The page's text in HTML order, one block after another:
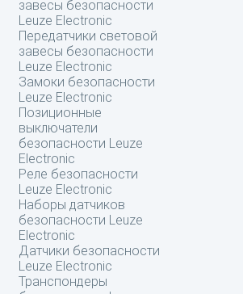
завесы безопасности
Leuze Electronic
Передатчики световой
завесы безопасности
Leuze Electronic
Замоки безопасности
Leuze Electronic
Позиционные
выключатели
безопасности Leuze
Electronic
Реле безопасности
Leuze Electronic
Наборы датчиков
безопасности Leuze
Electronic
Датчики безопасности
Leuze Electronic
Транспондеры